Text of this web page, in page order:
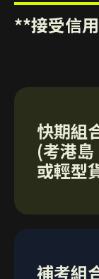
**接受信
快期組
(考港
或輕型
補考組